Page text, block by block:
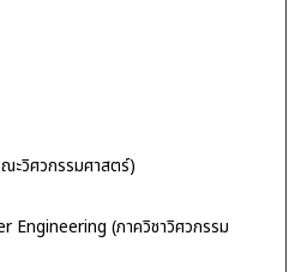
ะวิศวกรรมศาสตร์)
(ภาควิชาวิศวกรรม